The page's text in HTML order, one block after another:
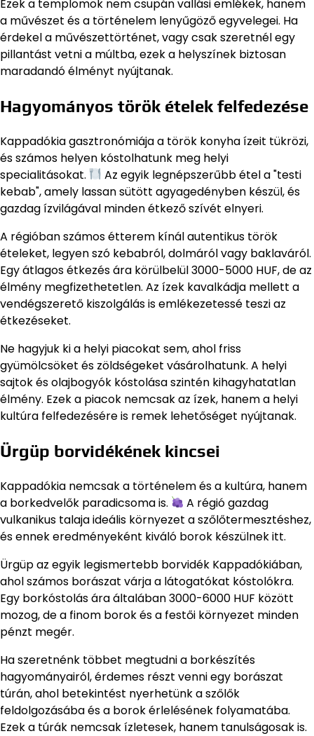
Ezek a templomok nem csupán vallási emlékek, hanem
a művészet és a történelem lenyűgöző egyvelegei. Ha
érdekel a művészettörténet, vagy csak szeretnél egy
pillantást vetni a múltba, ezek a helyszínek biztosan
maradandó élményt nyújtanak.
Hagyományos török ételek felfedezése
Kappadókia gasztronómiája a török konyha ízeit tükrözi,
és számos helyen kóstolhatunk meg helyi
specialitásokat.
Az egyik legnépszerűbb étel a "testi
kebab", amely lassan sütött agyagedényben készül, és
gazdag ízvilágával minden étkező szívét elnyeri.
A régióban számos étterem kínál autentikus török
ételeket, legyen szó kebabról, dolmáról vagy baklaváról.
Egy átlagos étkezés ára körülbelül 3000-5000 HUF, de az
élmény megfizethetetlen. Az ízek kavalkádja mellett a
vendégszerető kiszolgálás is emlékezetessé teszi az
étkezéseket.
Ne hagyjuk ki a helyi piacokat sem, ahol friss
gyümölcsöket és zöldségeket vásárolhatunk. A helyi
sajtok és olajbogyók kóstolása szintén kihagyhatatlan
élmény. Ezek a piacok nemcsak az ízek, hanem a helyi
kultúra felfedezésére is remek lehetőséget nyújtanak.
Ürgüp borvidékének kincsei
Kappadókia nemcsak a történelem és a kultúra, hanem
a borkedvelők paradicsoma is.
A régió gazdag
vulkanikus talaja ideális környezet a szőlőtermesztéshez,
és ennek eredményeként kiváló borok készülnek itt.
Ürgüp az egyik legismertebb borvidék Kappadókiában,
ahol számos borászat várja a látogatókat kóstolókra.
Egy borkóstolás ára általában 3000-6000 HUF között
mozog, de a finom borok és a festői környezet minden
pénzt megér.
Ha szeretnénk többet megtudni a borkészítés
hagyományairól, érdemes részt venni egy borászat
túrán, ahol betekintést nyerhetünk a szőlők
feldolgozásába és a borok érlelésének folyamatába.
Ezek a túrák nemcsak ízletesek, hanem tanulságosak is.